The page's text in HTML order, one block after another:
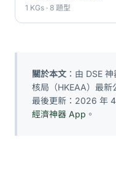
1 KGs · 8 題型
關於本文 ：由 DSE
核局（HKEAA）最新
最後更新：2026 年
經濟神器 App 。